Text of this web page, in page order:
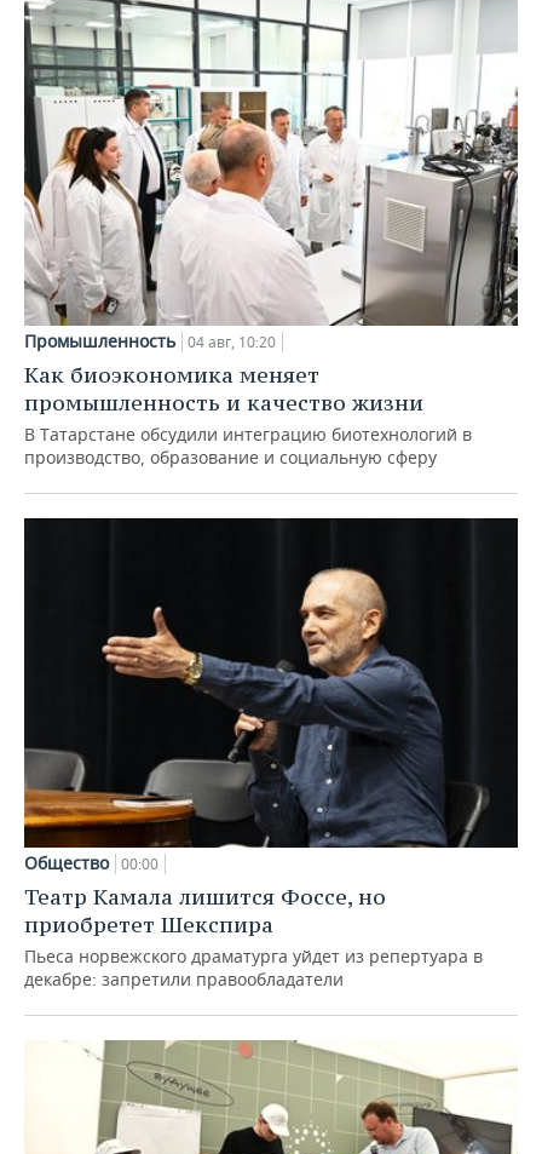
Промышленность 04 авг, 10:20
Как биоэкономика меняет
промышленность и качество жизни
В Татарстане обсудили интеграцию биотехнологий в
производство, образование и социальную сферу
Общество 00:00
Театр Камала лишится Фоссе, но
приобретет Шекспира
Пьеса норвежского драматурга уйдет из репертуара в
декабре: запретили правообладатели